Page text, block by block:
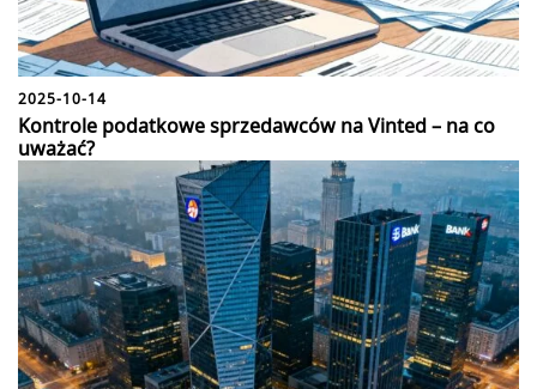
2025-10-14
Kontrole podatkowe sprzedawców na Vinted – na co
uważać?